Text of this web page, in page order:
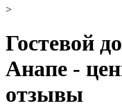
>
Гостевой
Анапе -
отзывы